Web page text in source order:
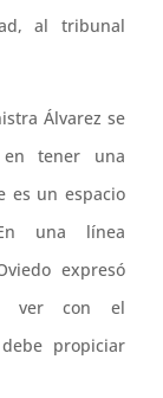
al tribunal
Álvarez se
tener una
es un espacio
una línea
expresó
ver con el
propiciar